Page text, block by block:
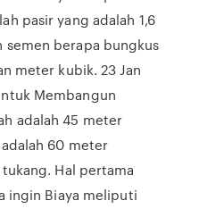
pasir yang adalah 1,6
semen berapa bungkus
meter kubik. 23 Jan
Membangun
adalah 45 meter
60 meter
Hal pertama
ingin Biaya meliputi